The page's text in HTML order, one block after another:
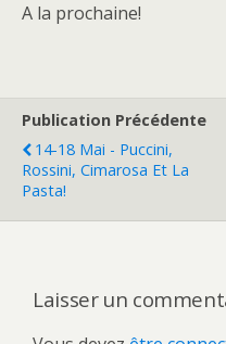
A la prochaine!
Publication Précédente
14-18 Mai - Puccini,
Rossini, Cimarosa Et La
Pasta!
Laisser un